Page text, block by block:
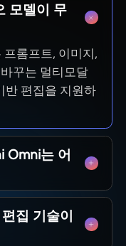
모델이 무
롬프트, 이미지,
꾸는 멀티모달
반 편집을 지원하
Omni는 어
은 사용자의 프
하여 장면을 생
의 인터페이스
집 기술이